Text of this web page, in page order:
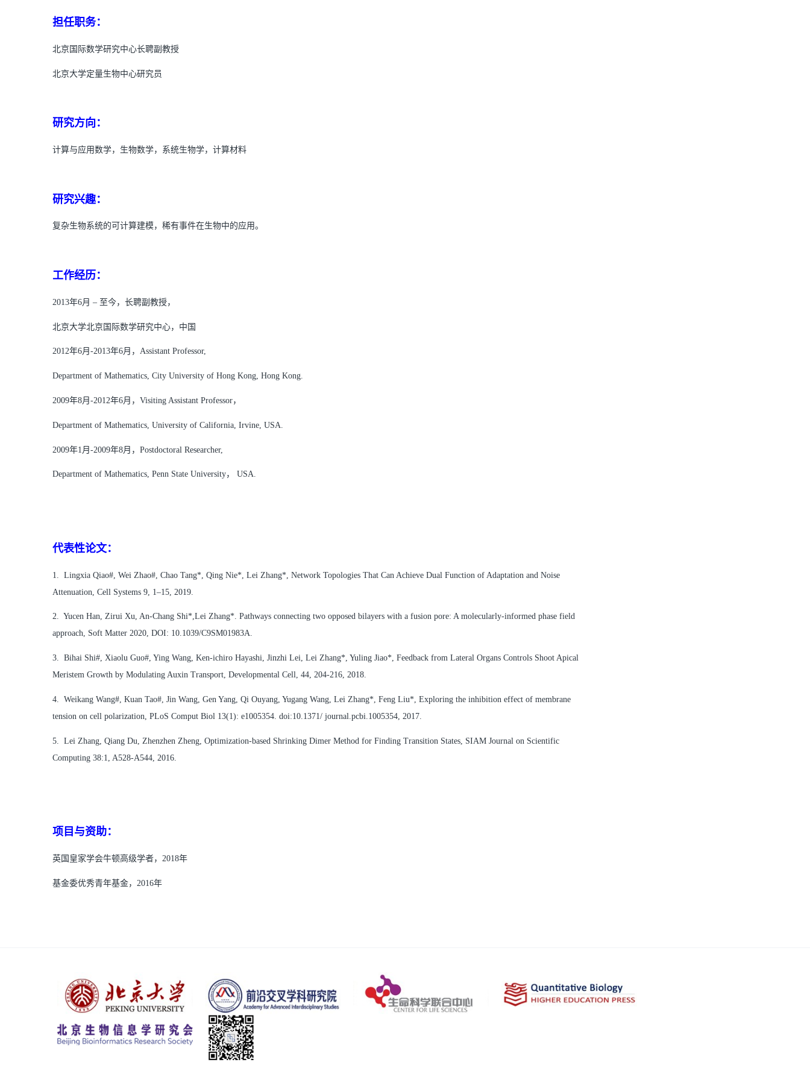
担任职务：
北京国际数学研究中心长聘副教授
北京大学定量生物中心研究员
研究方向：
计算与应用数学，生物数学，系统生物学，计算材料
研究兴趣：
复杂生物系统的可计算建模，稀有事件在生物中的应用。
工作经历：
2013年6月 – 至今，长聘副教授，
北京大学北京国际数学研究中心，中国
2012年6月-2013年6月，Assistant Professor,
Department of Mathematics, City University of Hong Kong, Hong Kong.
2009年8月-2012年6月，Visiting Assistant Professor，
Department of Mathematics, University of California, Irvine, USA.
2009年1月-2009年8月，Postdoctoral Researcher,
Department of Mathematics, Penn State University， USA.
代表性论文：
1. Lingxia Qiao#, Wei Zhao#, Chao Tang*, Qing Nie*, Lei Zhang*, Network Topologies That Can Achieve Dual Function of Adaptation and Noise
Attenuation, Cell Systems 9, 1–15, 2019.
2. Yucen Han, Zirui Xu, An-Chang Shi*,Lei Zhang*. Pathways connecting two opposed bilayers with a fusion pore: A molecularly-informed phase field
approach, Soft Matter 2020, DOI: 10.1039/C9SM01983A.
3. Bihai Shi#, Xiaolu Guo#, Ying Wang, Ken-ichiro Hayashi, Jinzhi Lei, Lei Zhang*, Yuling Jiao*, Feedback from Lateral Organs Controls Shoot Apical
Meristem Growth by Modulating Auxin Transport, Developmental Cell, 44, 204-216, 2018.
4. Weikang Wang#, Kuan Tao#, Jin Wang, Gen Yang, Qi Ouyang, Yugang Wang, Lei Zhang*, Feng Liu*, Exploring the inhibition effect of membrane
tension on cell polarization, PLoS Comput Biol 13(1): e1005354. doi:10.1371/ journal.pcbi.1005354, 2017.
5. Lei Zhang, Qiang Du, Zhenzhen Zheng, Optimization-based Shrinking Dimer Method for Finding Transition States, SIAM Journal on Scientific
Computing 38:1, A528-A544, 2016.
项目与资助：
英国皇家学会牛顿高级学者，2018年
基金委优秀青年基金，2016年